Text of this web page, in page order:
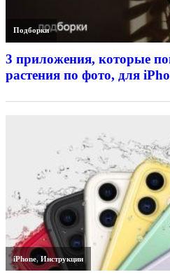
Подборки
3 приложения, которые
растения по фото, для
iPhone,Инструкции